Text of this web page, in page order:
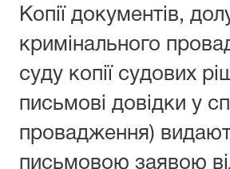
Копії документів,
кримінального
суду копії судових
письмові довідки у
провадження)
письмовою заявою